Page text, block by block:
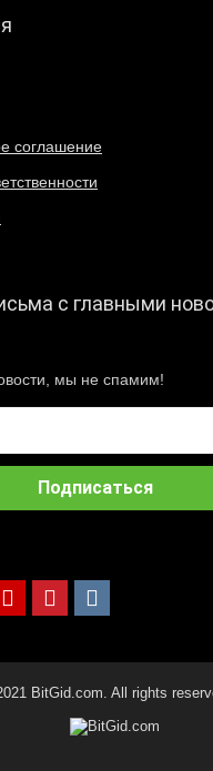
соглашение
с главными
мы не спамим!
BitGid.com. All rights